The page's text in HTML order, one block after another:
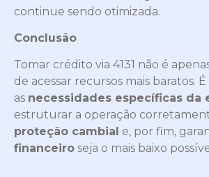
continue sendo otimizada.
Conclusão
Tomar crédito via 4131 não é
de acessar recursos mais baratos.
as necessidades específicas da
estruturar a operação
proteção cambial e, por fim,
financeiro seja o mais baixo